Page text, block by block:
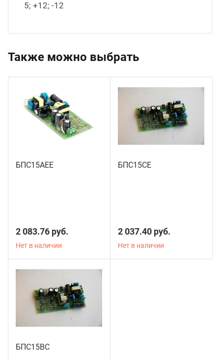
5; +12; -12
Также можно выбрать
БПС15АЕЕ
2 083.76 руб.
Нет в наличии
БПС15СЕ
2 037.40 руб.
Нет в наличии
БПС15ВС